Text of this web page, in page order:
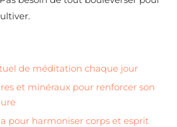
de méditation chaque jour
et minéraux pour renforcer son
pour harmoniser corps et esprit